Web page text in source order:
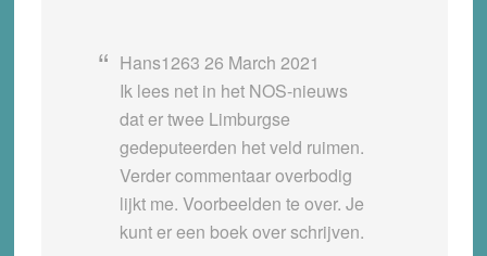
Hans1263 26 March 2021
Ik lees net in het NOS-nieuws
dat er twee Limburgse
gedeputeerden het veld ruimen.
Verder commentaar overbodig
lijkt me. Voorbeelden te over. Je
kunt er een boek over schrijven.